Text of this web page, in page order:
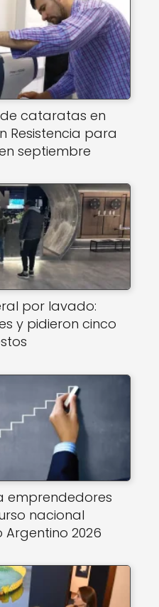
cataratas en
Resistencia para
septiembre
por lavado:
y pidieron cinco
emprendedores
nacional
Argentino 2026